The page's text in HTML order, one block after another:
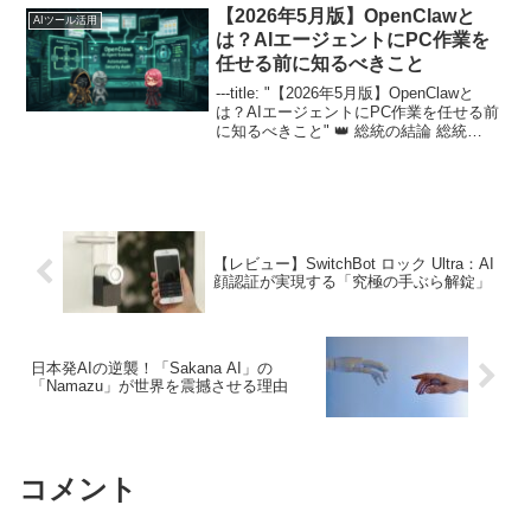
で完成 タイパの極致： 従来5...
AIツール活用
【2026年5月版】OpenClawと
は？AIエージェントにPC作業を
任せる前に知るべきこと
---title: "【2026年5月版】OpenClawと
は？AIエージェントにPC作業を任せる前
に知るべきこと" 👑 総統の結論 総統
【レビュー】SwitchBot ロック Ultra：AI
顔認証が実現する「究極の手ぶら解錠」
日本発AIの逆襲！「Sakana AI」の
「Namazu」が世界を震撼させる理由
コメント